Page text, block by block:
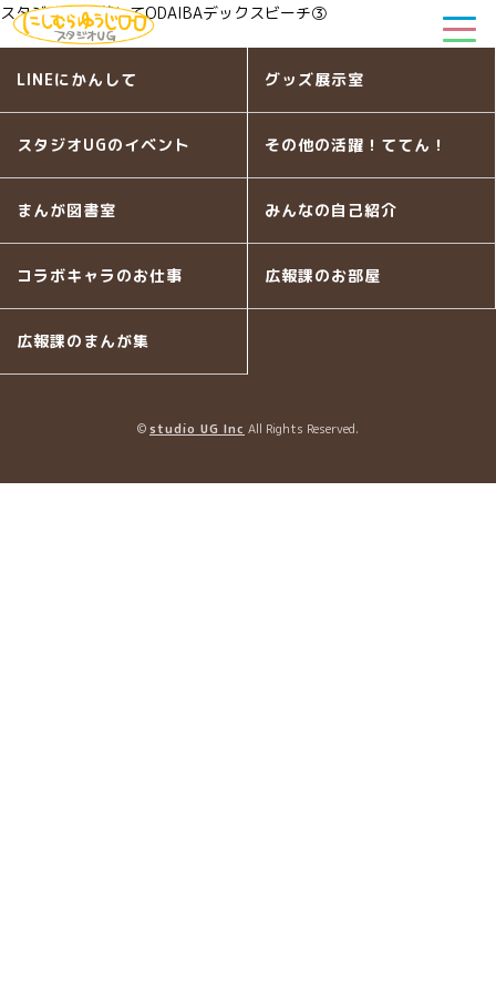
スタジオUG厚着してODAIBAデックスビーチ③
LINEにかんして グッズ展示室
スタジオUGのイベント その他の活躍！ててん！
まんが図書室 みんなの自己紹介
コラボキャラのお仕事 広報課のお部屋
広報課のまんが集
©studio UG Inc All Rights Reserved.